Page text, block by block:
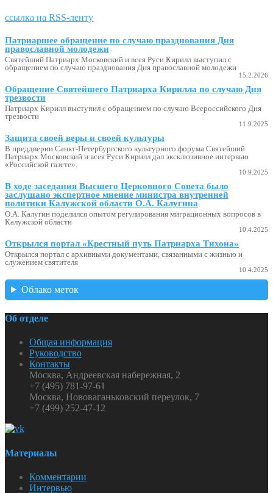
ссылка на RSS-ленту
Патриаршее обращение по случаю празднования Дня
православной молодежи
Святейший Патриарх Московский и всея Руси Кирилл выступил с
обращением по случаю празднования Дня православной молодежи
15.2.2026
Обращение Святейшего Патриарха Кирилла по случаю Дня
трезвости
Патриарх Кирилл выступил с обращением по случаю Всероссийского Дня
трезвости
11.9.2025
Защита своей веры и своей культуры
В преддверии Санкт-Петербургского культурного форума Святейший
Патриарх Московский и всея Руси Кирилл дал эксклюзивное интервью
«Российской газете».
10.9.2025
В ходе заседания Высшего Церковного Совета было
заслушано экспертное мнение министра внутренней
политики Калужской области О.А. Калугина
О.А. Калугин поделился опытом регулирования миграционных вопросов в
Калужской области
10.4.2025
Открылся портал «Крестный путь Патриарха Тихона»
Открылся портал с архивными документами, связанными с жизнью и
служением святителя
10.4.2025
Облако меток
Об отделе
Общая информация
Руководство
Контакты
Москва, Андреевская набережная, 2
+7 (495) 781-97-61
Москва, Нововаганьковский переулок, 7
+7 (499) 252-47-12
Материалы
Комментарии
Интервью